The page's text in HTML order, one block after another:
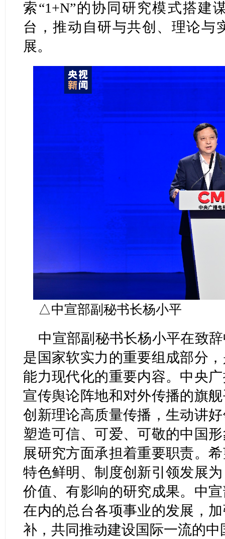
索“1+N”的协同研究模式搭建
台，推动自研与共创、理论与
展。
△中宣部副秘书长杨小平
中宣部副秘书长杨小平在致
是国家软实力的重要组成部分
能力现代化的重要内容。中央
宣传舆论阵地和对外传播的旗
创新理论高质量传播，生动讲
塑造可信、可爱、可敬的中国
展研究方面承担着重要职责。
特色鲜明、制度创新引领发展
价值、有影响的研究成果。中
在内的总台各项事业的发展，
补，共同推动建设国际一流的